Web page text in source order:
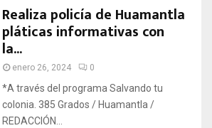
Realiza policía de Huamantla
pláticas informativas con
la...
enero 26, 2024 0
*A través del programa Salvando tu
colonia. 385 Grados / Huamantla /
REDACCIÓN...